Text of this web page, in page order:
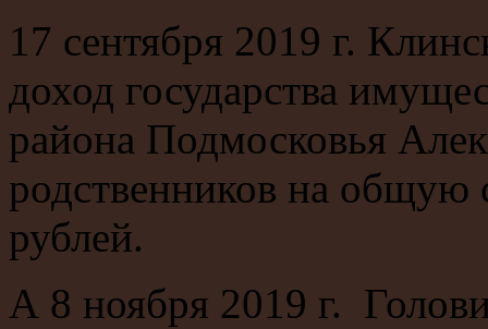
17 сентября 2019 г.
доход государства
района Подмосковья
родственников на общую
рублей.
А 8 ноября 2019 г.